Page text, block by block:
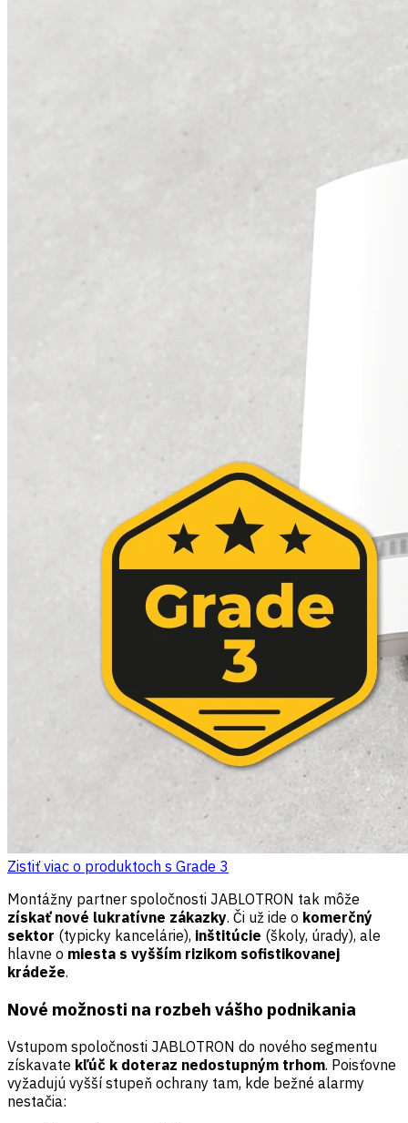
Zistiť viac o produktoch s Grade 3
Montážny partner spoločnosti JABLOTRON tak môže
získať nové lukratívne zákazky. Či už ide o komerčný
sektor (typicky kancelárie), inštitúcie (školy, úrady), ale
hlavne o miesta s vyšším rizikom sofistikovanej
krádeže.
Nové možnosti na rozbeh vášho podnikania
Vstupom spoločnosti JABLOTRON do nového segmentu
získavate kľúč k doteraz nedostupným trhom. Poisťovne
vyžadujú vyšší stupeň ochrany tam, kde bežné alarmy
nestačia: